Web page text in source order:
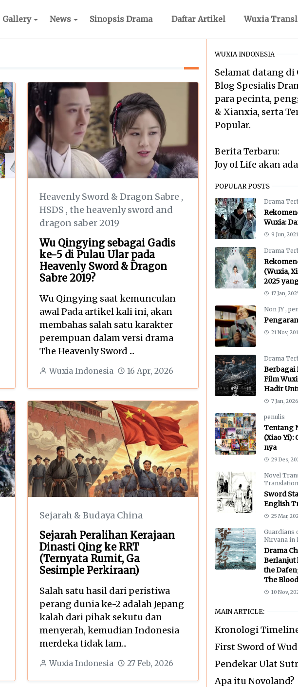
Gallery News Sinopsis Drama Daftar Artikel Wuxia
Heavenly Sword & Dragon Sabre ,
HSDS , the heavenly sword and
dragon saber 2019
Wu Qingying sebagai Gadis
ke-5 di Pulau Ular pada
Heavenly Sword & Dragon
Sabre 2019?
Wu Qingying saat kemunculan
awal Pada artikel kali ini, akan
membahas salah satu karakter
perempuan dalam versi drama
The Heavenly Sword ...
Wuxia Indonesia 16 Apr, 2026
Sejarah & Budaya China
Sejarah Peralihan Kerajaan
Dinasti Qing ke RRT
(Ternyata Rumit, Ga
Sesimple Perkiraan)
Salah satu hasil dari peristiwa
perang dunia ke-2 adalah Jepang
kalah dari pihak sekutu dan
menyerah, kemudian Indonesia
merdeka tidak lam...
Wuxia Indonesia 27 Feb, 2026
WUXIA INDONESIA
Selamat datang di
Blog Spesialis
para pecinta,
& Xianxia, serta
Popular.
Berita Terbaru:
Joy of Life akan
POPULAR POSTS
Drama
Wuxia:
9 Jun, 2021
Drama
(Wuxia,
2025
17 Jan,
Non JY ,
21 Nov,
Drama
Berbagai
Film
Hadir
7 Jan, 2026
penulis
Tentang
(Xiao Yi):
nya
29 Des,
Novel
Translation
Sword
English
25 Mar,
Guardians
Nirvana in
Drama
Berlanjut
the
The
10 Nov,
MAIN ARTICLE:
Kronologi
First Sword of
Pendekar Ulat
Apa itu Novoland?